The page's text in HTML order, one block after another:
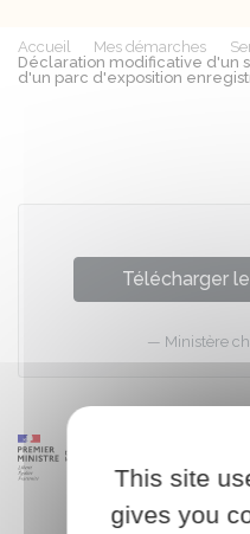
Accueil Mes démarches
Déclaration modificative d'un
d'un parc d'exposition
Télécharger
Ministère
This site
gives you